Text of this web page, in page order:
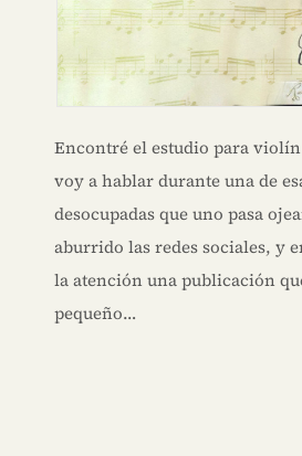
Encontré el estudio para
voy a hablar durante una de
desocupadas que uno pasa
aburrido las redes sociales, y
la atención una publicación
pequeño…